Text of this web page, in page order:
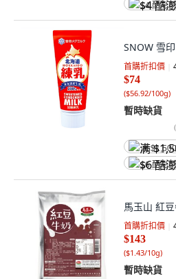
$4 酷澎
SNOW 雪
首購折扣價
$74
($56.92/100g)
暫時缺貨
(
满
$6 酷澎
馬玉山 紅
首購折扣價
$143
($1.43/10g)
暫時缺貨